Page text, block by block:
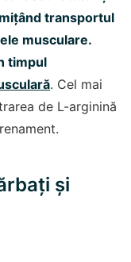
transportul
musculare.
timpul
. Cel mai
de L-arginină
și